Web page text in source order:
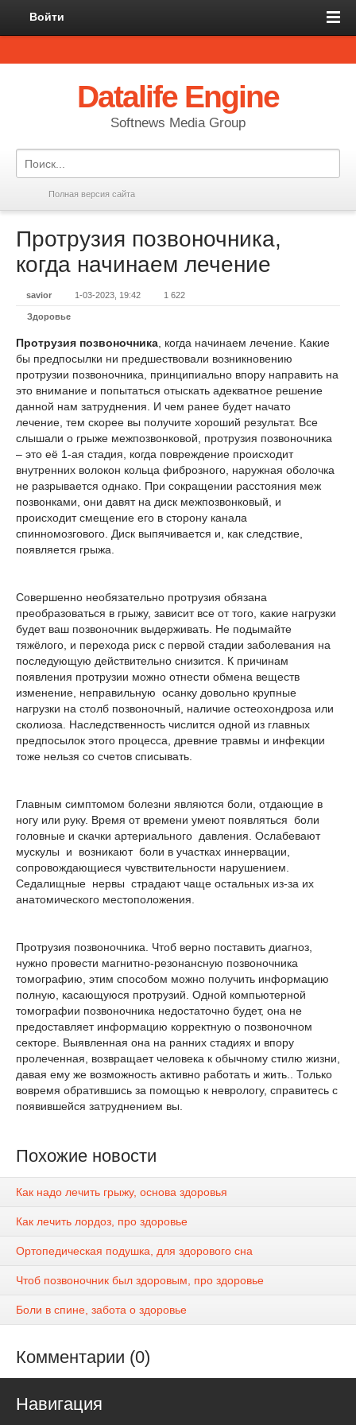
Войти
Datalife Engine
Softnews Media Group
Полная версия сайта
Протрузия позвоночника,
когда начинаем лечение
savior 1-03-2023, 19:42 1 622
Здоровье
Протрузия позвоночника , когда начинаем лечение. Какие
бы предпосылки ни предшествовали возникновению
протрузии позвоночника, принципиально впору направить на
это внимание и попытаться отыскать адекватное решение
данной нам затруднения. И чем ранее будет начато
лечение, тем скорее вы получите хороший результат. Все
слышали о грыже межпозвонковой, протрузия позвоночника
– это её 1-ая стадия, когда повреждение происходит
внутренних волокон кольца фиброзного, наружная оболочка
не разрывается однако. При сокращении расстояния меж
позвонками, они давят на диск межпозвонковый, и
происходит смещение его в сторону канала
спинномозгового. Диск выпячивается и, как следствие,
появляется грыжа.
Совершенно необязательно протрузия обязана
преобразоваться в грыжу, зависит все от того, какие нагрузки
будет ваш позвоночник выдерживать. Не подымайте
тяжёлого, и перехода риск с первой стадии заболевания на
последующую действительно снизится. К причинам
появления протрузии можно отнести обмена веществ
изменение, неправильную осанку довольно крупные
нагрузки на столб позвоночный, наличие остеохондроза или
сколиоза. Наследственность числится одной из главных
предпосылок этого процесса, древние травмы и инфекции
тоже нельзя со счетов списывать.
Главным симптомом болезни являются боли, отдающие в
ногу или руку. Время от времени умеют появляться боли
головные и скачки артериального давления. Ослабевают
мускулы и возникают боли в участках иннервации,
сопровождающиеся чувствительности нарушением.
Седалищные нервы страдают чаще остальных из-за их
анатомического местоположения.
Протрузия позвоночника. Чтоб верно поставить диагноз,
нужно провести магнитно-резонансную позвоночника
томографию, этим способом можно получить информацию
полную, касающуюся протрузий. Одной компьютерной
томографии позвоночника недостаточно будет, она не
предоставляет информацию корректную о позвоночном
секторе. Выявленная она на ранних стадиях и впору
пролеченная, возвращает человека к обычному стилю жизни,
давая ему же возможность активно работать и жить.. Только
вовремя обратившись за помощью к неврологу, справитесь с
появившейся затруднением вы.
Похожие новости
Как надо лечить грыжу, основа здоровья
Как лечить лордоз, про здоровье
Ортопедическая подушка, для здорового сна
Чтоб позвоночник был здоровым, про здоровье
Боли в спине, забота о здоровье
Комментарии (0)
Навигация